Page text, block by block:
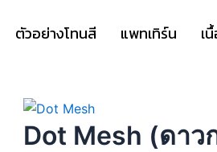
ตัวอย่างโทนสี แพทเทิร์น เ
Dot Mesh (ดาว